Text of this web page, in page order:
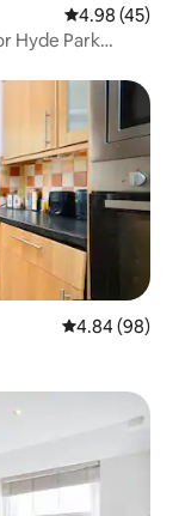
Calificación
4.98 (45)
Hyde Park
Calificación
4.84 (98)